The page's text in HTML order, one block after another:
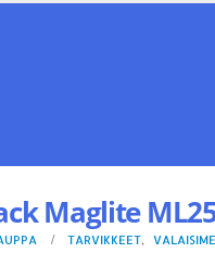
Maglite
TARVIKKEET,